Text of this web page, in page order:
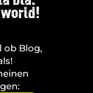
ob Blog,